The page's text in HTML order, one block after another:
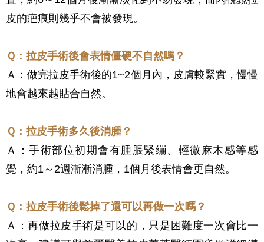
皮的疤痕則幾乎不會被發現。
Ｑ： 拉皮手術後會表情僵硬不自然嗎？
Ａ：做完拉皮手術後的1~2個月內，皮膚較緊實，慢慢
地會越來越貼合自然。
Ｑ： 拉皮手術多久後消腫？
Ａ
：手術部位初期會有腫脹緊繃、輕微麻木感等感
覺，約1～2週漸漸消腫，1個月後表情會更自然。
Ｑ：拉皮手術後鬆掉了還可以再做一次嗎？
Ａ：再做拉皮手術是可以的，只是困難度一次會比一